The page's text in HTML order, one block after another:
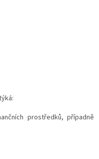
prostředků, případně